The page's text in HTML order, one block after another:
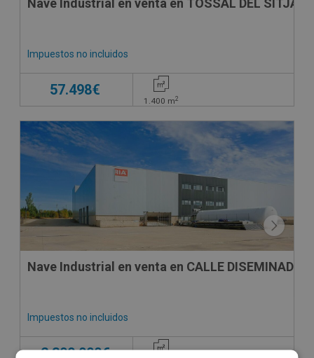
Nave Industrial en venta en TOSSAL DEL SITJA,
Impuestos no incluidos
57.498€
1.400 m2
Nave Industrial en venta en CALLE
Impuestos no incluidos
2.300.000€